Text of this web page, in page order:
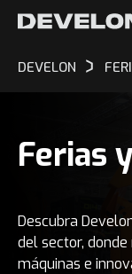
DEVELON
Ferias
Descubra
del sector,
máquinas e